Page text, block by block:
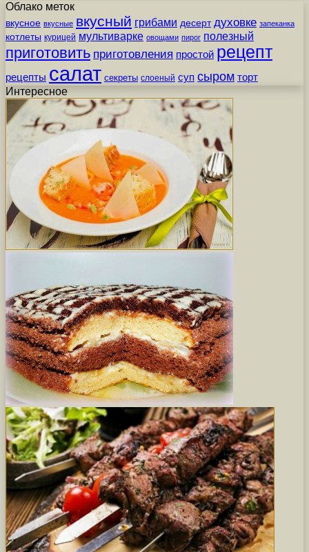
Облако меток
вкусное вкусные вкусный грибами десерт духовке запеканка
котлеты курицей мультиварке овощами пирог полезный
приготовить приготовления простой рецепт
рецепты салат секреты слоеный суп сыром торт
Интересное